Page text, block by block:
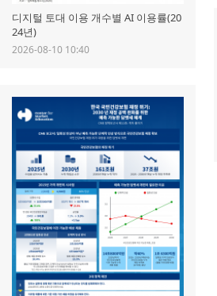
디지털 토대 이용 개수별 AI 이용률(20
24년)
2026-08-10 10:40